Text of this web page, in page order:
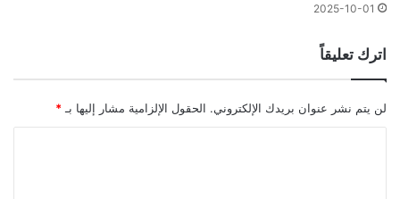
2025-10-01
اترك تعليقاً
لن يتم نشر عنوان بريدك الإلكتروني. الحقول الإلزامية مشار إليها بـ *